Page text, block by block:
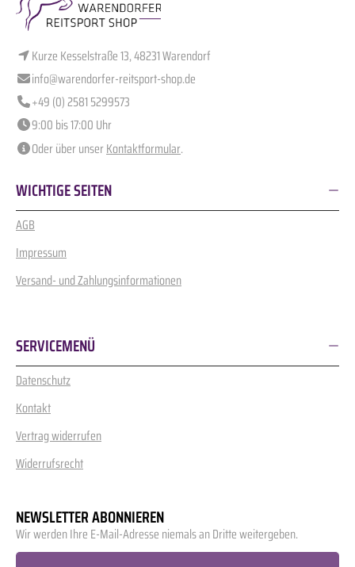
Kurze Kesselstraße 13, 48231 Warendorf
info@warendorfer-reitsport-shop.de
+49 (0) 2581 5299573
9:00 bis 17:00 Uhr
Oder über unserKontaktformular.
WICHTIGE SEITEN
AGB
Impressum
Versand- und Zahlungsinformationen
SERVICEMENÜ
Datenschutz
Kontakt
Vertrag widerrufen
Widerrufsrecht
NEWSLETTER ABONNIEREN
Wir werden Ihre E-Mail-Adresse niemals an Dritte weitergeben.